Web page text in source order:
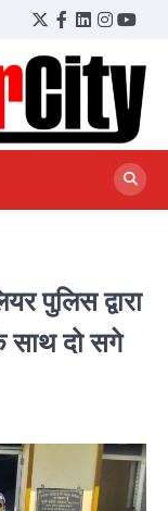
Twitter
Facebook
LinkedIn
पुलिस द्वारा
साथ दो सगे